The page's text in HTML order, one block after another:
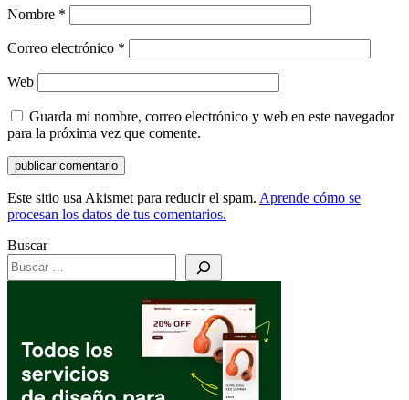
Nombre *
Correo electrónico *
Web
Guarda mi nombre, correo electrónico y web en este navegador
para la próxima vez que comente.
Este sitio usa Akismet para reducir el spam. Aprende cómo se
procesan los datos de tus comentarios.
Buscar